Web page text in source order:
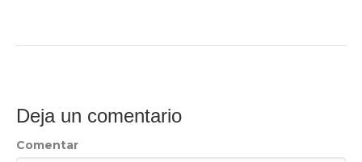
Deja un comentario
Comentar